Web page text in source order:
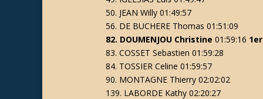
50. JEAN Willy 01:49:57
56. DE BUCHERE Thomas 01:51:09
82. DOUMENJOU Christine 01:59:16
83. COSSET Sebastien 01:59:28
84. TOSSIER Celine 01:59:57
90. MONTAGNE Thierry 02:02:02
139. LABORDE Kathy 02:20:27